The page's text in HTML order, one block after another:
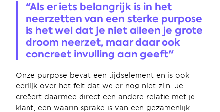
"Als er iets belangrijk is in het
neerzetten van een sterke purpose
is het wel dat je niet alleen je grote
droom neerzet, maar daar ook
concreet invulling aan geeft"
Onze purpose bevat een tijdselement en is ook
eerlijk over het feit dat we er nog niet zijn. Je
creëert daarmee direct een andere relatie met je
klant, een waarin sprake is van een gezamenlijk